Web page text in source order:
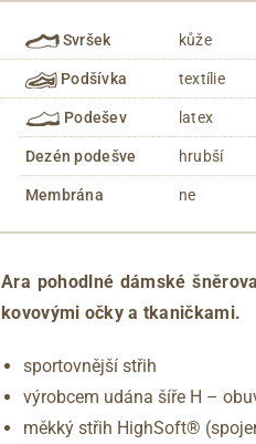
Svršek kůže
Podšívka textílie
Podešev latex
Dezén podešve hrubší
Membrána ne
Ara pohodlné dámské
kovovými očky a tkaničkami.
sportovnější střih
výrobcem udána šíře H –
měkký střih HighSoft®